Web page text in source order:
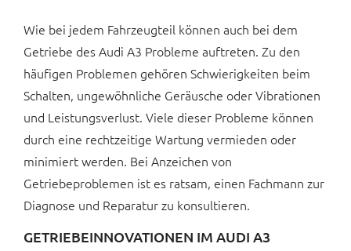
Wie bei jedem Fahrzeugteil können auch bei dem
Getriebe des Audi A3 Probleme auftreten. Zu den
häufigen Problemen gehören Schwierigkeiten beim
Schalten, ungewöhnliche Geräusche oder Vibrationen
und Leistungsverlust. Viele dieser Probleme können
durch eine rechtzeitige Wartung vermieden oder
minimiert werden. Bei Anzeichen von
Getriebeproblemen ist es ratsam, einen Fachmann zur
Diagnose und Reparatur zu konsultieren.
GETRIEBEINNOVATIONEN IM AUDI A3